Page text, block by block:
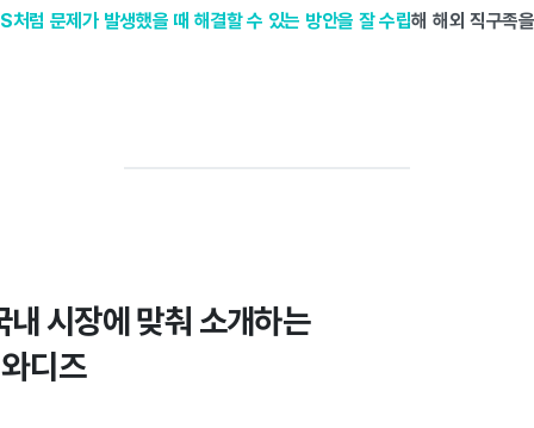
처럼 문제가 발생했을 때 해결할 수 있는 방안을 잘 수립해 해외 직구족
시장에 맞춰 소개하는
디즈